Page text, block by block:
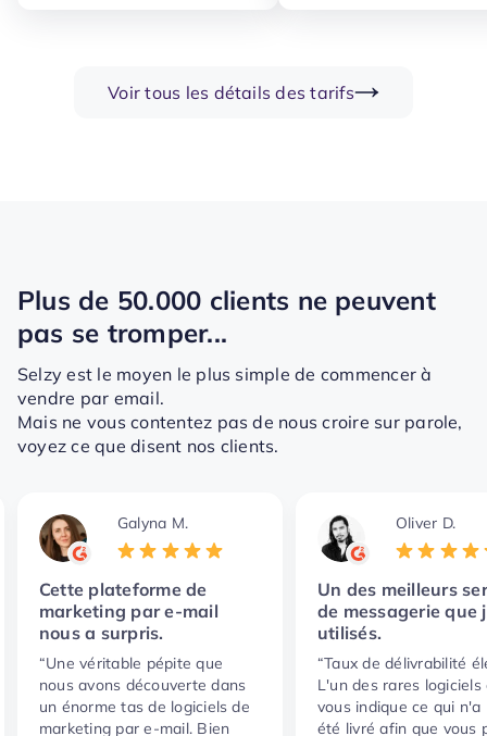
Voir tous les détails des tarifs
Plus de 50.000 clients ne peuvent
pas se tromper...
Selzy est le moyen le plus simple de commencer à
vendre par email.
Mais ne vous contentez pas de nous croire sur parole,
voyez ce que disent nos clients.
Galyna M.
Cette plateforme de
marketing par e-mail
nous a surpris.
“Une véritable pépite que
nous avons découverte dans
un énorme tas de logiciels de
marketing par e-mail. Bien
Oliver D.
Un des meilleurs
de messagerie que
utilisés.
“Taux de délivrabilité
L'un des rares logiciels
vous indique ce qui n'a
été livré afin que vous